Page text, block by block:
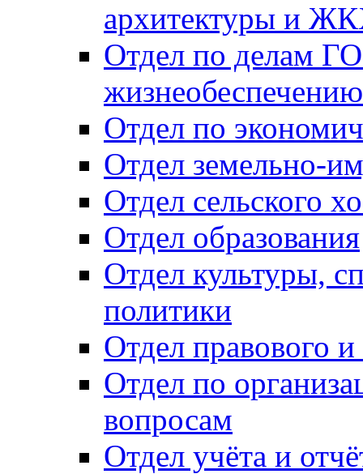
архитектуры и
Отдел по делам
Отдел по
Отдел земельно-
Отдел сельского
Отдел образования
Отдел культуры,
политики
Отдел правового
Отдел по
вопросам
Отдел учёта и